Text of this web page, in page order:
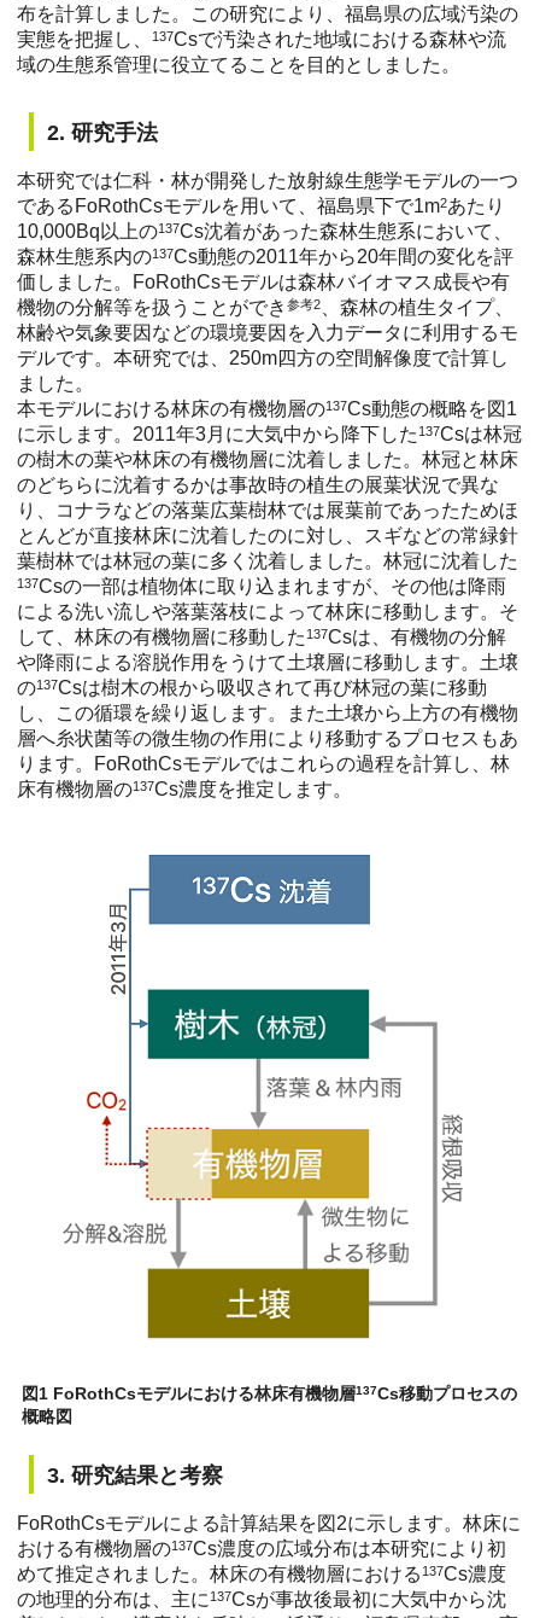
布を計算しました。この研究により、福島県の広域汚染の
実態を把握し、
137Csで汚染された地域における森林や流
域の生態系管理に役立てることを目的としました。
2. 研究手法
本研究では仁科・林が開発した放射線生態学モデルの一つ
であるFoRothCsモデルを用いて、福島県下で1m2あたり
10,000Bq以上の137Cs沈着があった森林生態系において、
森林生態系内の137Cs動態の2011年から20年間の変化を評
価しました。FoRothCsモデルは森林バイオマス成長や有
機物の分解等を扱うことができ 参考2
、森林の植生タイプ、
林齢や気象要因などの環境要因を入力データに利用するモ
デルです。本研究では、250m四方の空間解像度で計算し
ました。
本モデルにおける林床の有機物層の137Cs動態の概略を図1
に示します。2011年3月に大気中から降下した 137Csは林冠
の樹木の葉や林床の有機物層に沈着しました。林冠と林床
のどちらに沈着するかは事故時の植生の展葉状況で異な
り、コナラなどの落葉広葉樹林では展葉前であったためほ
とんどが直接林床に沈着したのに対し、スギなどの常緑針
葉樹林では林冠の葉に多く沈着しました。林冠に沈着した
137Csの一部は植物体に取り込まれますが、その他は降雨
による洗い流しや落葉落枝によって林床に移動します。そ
して、林床の有機物層に移動した 137Csは、有機物の分解
や降雨による溶脱作用をうけて土壌層に移動します。土壌
の137Csは樹木の根から吸収されて再び林冠の葉に移動
し、この循環を繰り返します。また土壌から上方の有機物
層へ糸状菌等の微生物の作用により移動するプロセスもあ
ります。FoRothCsモデルではこれらの過程を計算し、林
床有機物層の137Cs濃度を推定します。
図1 FoRothCsモデルにおける林床有機物層137Cs移動プロセスの
概略図
3. 研究結果と考察
FoRothCsモデルによる計算結果を図2に示します。林床に
おける有機物層の137Cs濃度の広域分布は本研究により初
めて推定されました。林床の有機物層における 137Cs濃度
の地理的分布は、主に 137Csが事故後最初に大気中から沈